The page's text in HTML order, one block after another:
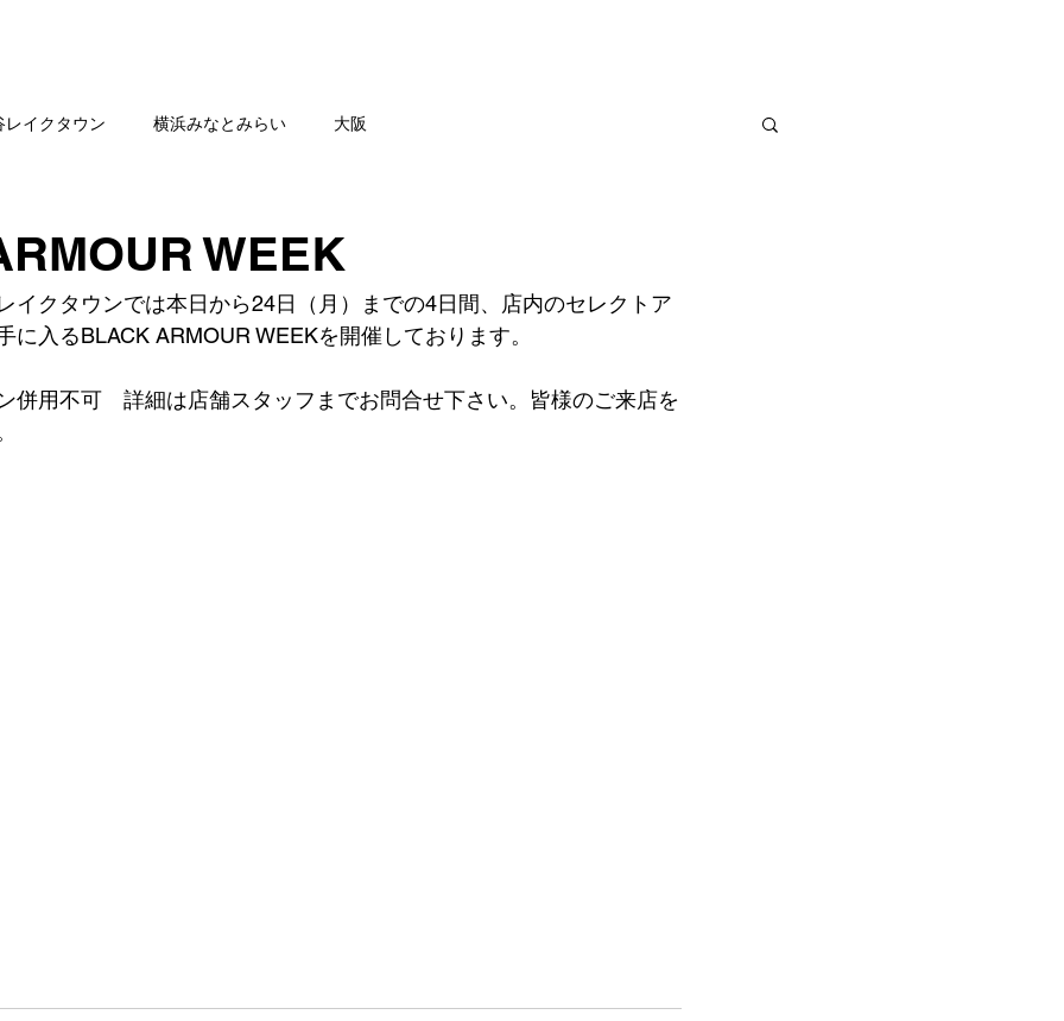
レイクタウン 横浜みなとみらい 大阪
WEEK
イクタウンでは本日から24日（月）までの4日間、店内のセレクトア
に入るBLACK ARMOUR WEEKを開催しております。
併用不可　詳細は店舗スタッフまでお問合せ下さい。皆様のご来店を